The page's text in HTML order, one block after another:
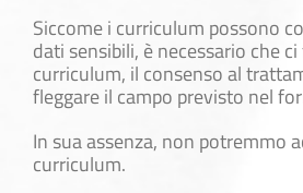
Siccome i curriculum possono
dati sensibili, è necessario che
curriculum, il consenso al
fleggare il campo previsto nel
In sua assenza, non potremmo
curriculum.